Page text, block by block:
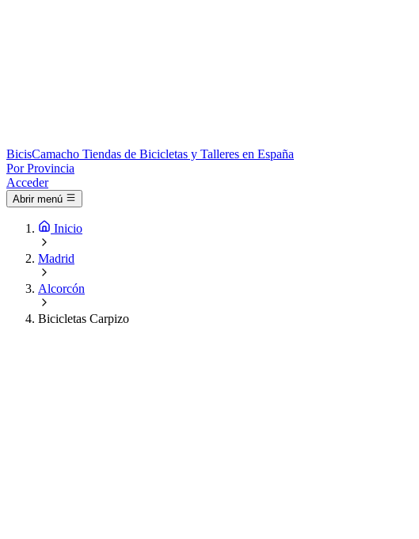
BicisCamacho Tiendas de Bicicletas y Talleres en España
Por Provincia
Acceder
Abrir menú
Inicio
Madrid
Alcorcón
Bicicletas Carpizo